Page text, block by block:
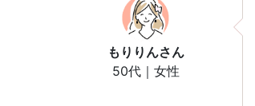
もりりんさん
50代｜女性